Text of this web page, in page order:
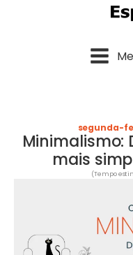
segunda-
Minimalismo:
mais
(Tempo